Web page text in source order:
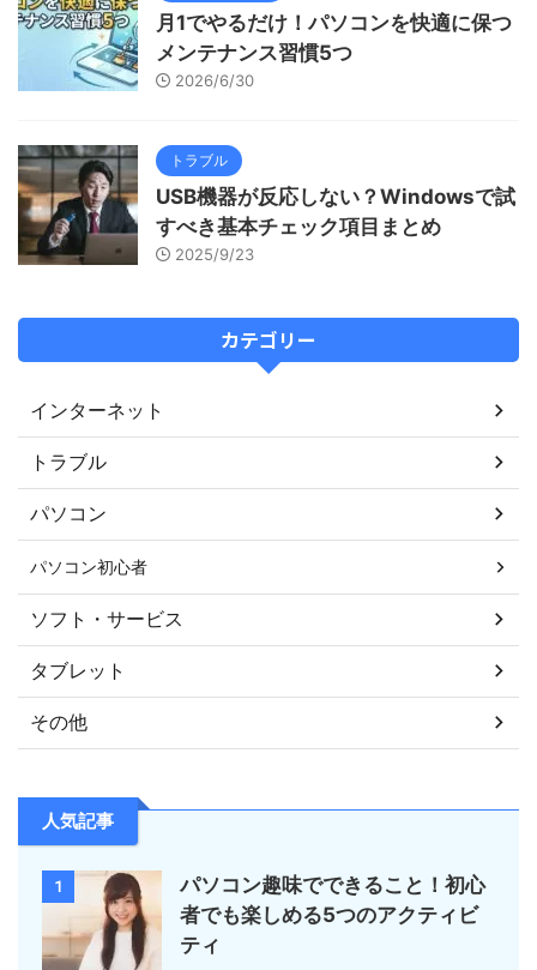
月1でやるだけ！パソコンを快適に保つ
メンテナンス習慣5つ
2026/6/30
トラブル
USB機器が反応しない？Windowsで試
すべき基本チェック項目まとめ
2025/9/23
カテゴリー
インターネット
トラブル
パソコン
パソコン初心者
ソフト・サービス
タブレット
その他
人気記事
1
パソコン趣味でできること！初心
者でも楽しめる5つのアクティビ
ティ